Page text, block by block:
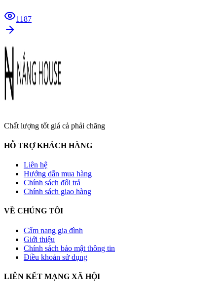
1187
Chất lượng tốt giá cả phải chăng
HỖ TRỢ KHÁCH HÀNG
Liên hệ
Hướng dẫn mua hàng
Chính sách đổi trả
Chính sách giao hàng
VỀ CHÚNG TÔI
Cẩm nang gia đình
Giới thiệu
Chính sách bảo mật thông tin
Điều khoản sử dụng
LIÊN KẾT MẠNG XÃ HỘI